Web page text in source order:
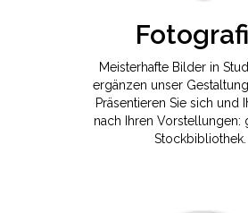
Meisterhafte Bilder in
ergänzen unser
Präsentieren Sie sich und
nach Ihren Vorstellungen:
Stockbibliothek.